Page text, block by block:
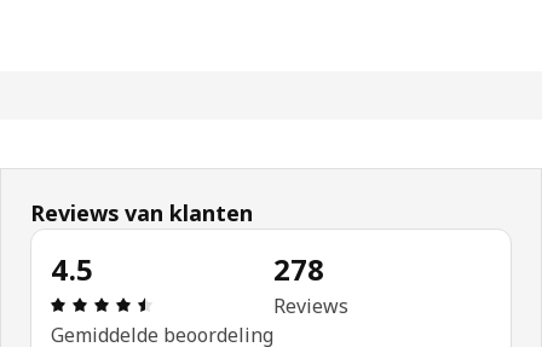
Reviews van klanten
4.5
Beoordeling: 4.5 van 5 sterren. Totaal
Gemiddelde beoordeling
278
Reviews